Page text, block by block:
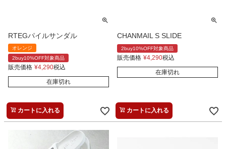
RTEGパイルサンダル
オレンジ
2buy10%OFF対象商品
販売価格 ¥4,290税込
在庫切れ
カートに入れる
CHANMAIL S SLIDE
2buy10%OFF対象商品
販売価格 ¥4,290税込
在庫切れ
カートに入れる